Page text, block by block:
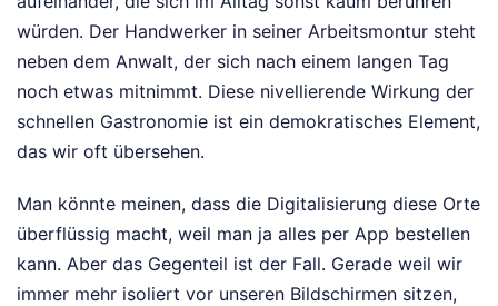
würden. Der Handwerker in seiner Arbeitsmontur steht
neben dem Anwalt, der sich nach einem langen Tag
noch etwas mitnimmt. Diese nivellierende Wirkung der
schnellen Gastronomie ist ein demokratisches Element,
das wir oft übersehen.
Man könnte meinen, dass die Digitalisierung diese Orte
überflüssig macht, weil man ja alles per App bestellen
kann. Aber das Gegenteil ist der Fall. Gerade weil wir
immer mehr isoliert vor unseren Bildschirmen sitzen,